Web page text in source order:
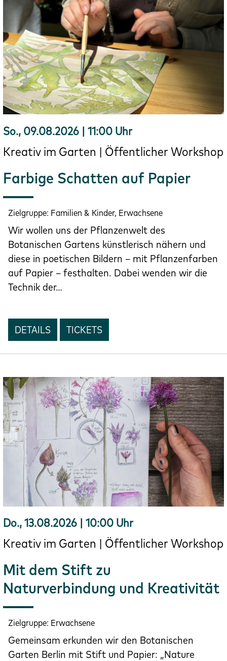
So., 09.08.2026 | 11:00 Uhr
Kreativ im Garten | Öffentlicher Workshop
Farbige Schatten auf Papier
Zielgruppe: Familien & Kinder, Erwachsene
Wir wollen uns der Pflanzenwelt des
Botanischen Gartens künstlerisch nähern und
diese in poetischen Bildern – mit Pflanzenfarben
auf Papier – festhalten. Dabei wenden wir die
Technik der…
DETAILS TICKETS
Do., 13.08.2026 | 10:00 Uhr
Kreativ im Garten | Öffentlicher Workshop
Mit dem Stift zu
Naturverbindung und Kreativität
Zielgruppe: Erwachsene
Gemeinsam erkunden wir den Botanischen
Garten Berlin mit Stift und Papier: „Nature